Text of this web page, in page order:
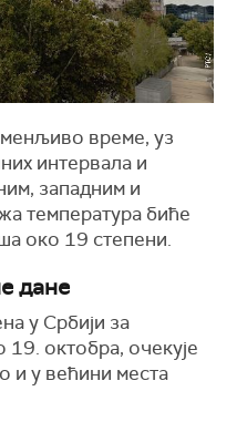
време, уз
интервала и
западним и
температура биће
око 19 степени.
дане
у Србији за
19. октобра, очекује
и у већини места